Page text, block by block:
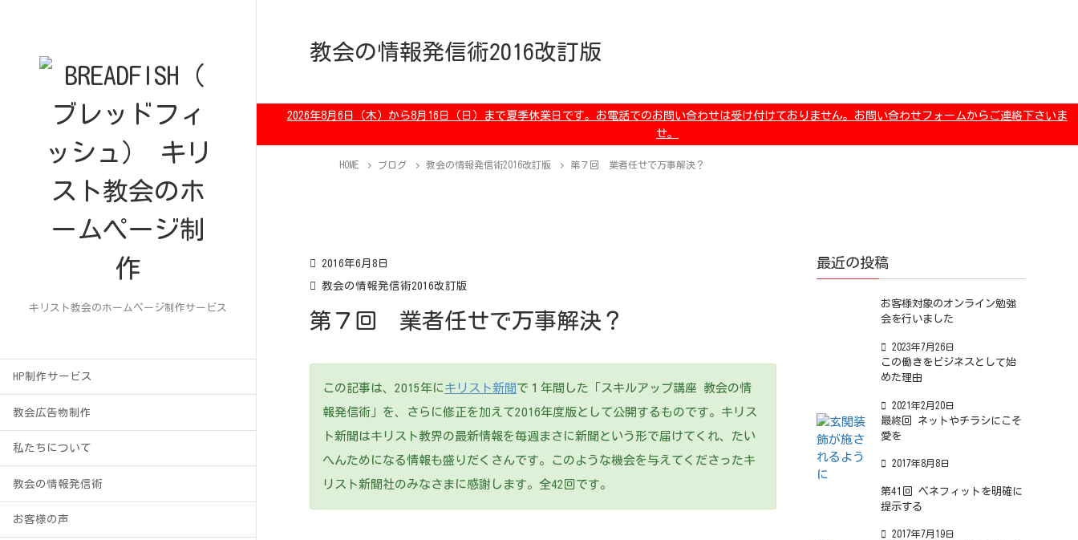
キリスト教会のホームページ制作サービス
HP制作サービス
教会広告物制作
私たちについて
教会の情報発信術
お客様の声
教会の情報発信術2016改訂版
2026年8月6日（木）から8月16日（日）まで夏季休業日です。お電話でのお問い合わせは受け付けておりません。お問い合わせフォームからご連絡下さいま
せ。
HOME ブログ 教会の情報発信術2016改訂版 第７回 業者任せで万事解決？
2016年6月8日
教会の情報発信術2016改訂版
第７回 業者任せで万事解決？
この記事は、2015年に キリスト新聞で１年間した「スキルアップ講座 教会の情
報発信術」を、さらに修正を加えて2016年度版として公開するものです。キリス
ト新聞はキリスト教界の最新情報を毎週まさに新聞という形で届けてくれ、たい
へんためになる情報も盛りだくさんです。このような機会を与えてくださったキ
リスト新聞社のみなさまに感謝します。全42回です。
最近の投稿
お客様対象のオンライン勉強
会を行いました
2023年7月26日
この働きをビジネスとして始
めた理由
2021年2月20日
最終回 ネットやチラシにこそ
愛を
2017年8月8日
第41回 ベネフィットを明確に
提示する
2017年7月19日